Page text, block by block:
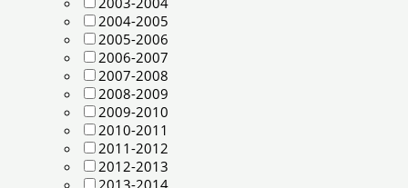
2004-2005
2005-2006
2006-2007
2007-2008
2008-2009
2009-2010
2010-2011
2011-2012
2012-2013